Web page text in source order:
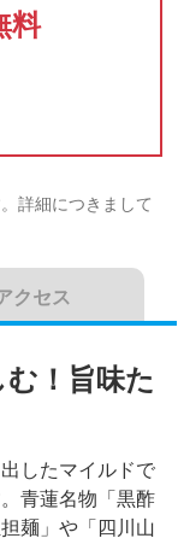
料
詳細につきまして
クセス
！旨味た
したマイルドで
青蓮名物「黒酢
麺」や「四川山